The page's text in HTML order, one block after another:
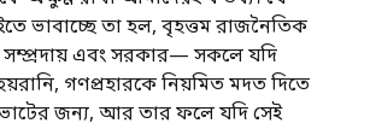
ভাবাচ্ছে তা হল, বৃহত্তম রাজনৈতিক
এবং সরকার— সকলে যদি
গণপ্রহারকে নিয়মিত মদত দিতে
জন্য, আর তার ফলে যদি সেই